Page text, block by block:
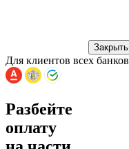
Закрыть
Для клиентов всех банков
Разбейте
оплату